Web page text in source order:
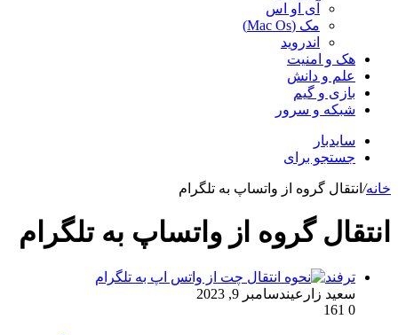
آی او اس
مک (Mac Os)
اندروید
هک و امنیت
علم و دانش
بازی و گیم
شبکه و سرور
سایدبار
جستجو برای
خانه/ انتقال گروه از واتساپ به تلگرام
انتقال گروه از واتساپ به تلگرام
ترفند
سعید زارعیندسامبر 9, 2023
0